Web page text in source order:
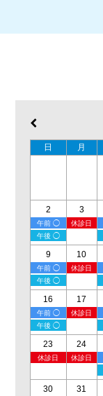
日 月
2
午前 ◯
午後 ◯
3
休診日
9
午前 ◯
午後 ◯
10
休診日
16
午前 ◯
午後 ◯
17
休診日
23
休診日
24
休診日
30 31